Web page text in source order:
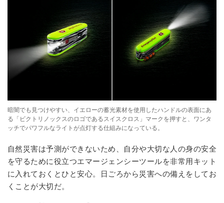
暗闇でも見つけやすい、イエローの蓄光素材を使用したハンドルの表面にあ
る「ビクトリノックスのロゴであるスイスクロス」マークを押すと、ワンタ
ッチでパワフルなライトが点灯する仕組みになっている。
自然災害は予測ができないため、自分や大切な人の身の安全
を守るために役立つエマージェンシーツールを非常用キット
に入れておくとひと安心。日ごろから災害への備えをしてお
くことが大切だ。